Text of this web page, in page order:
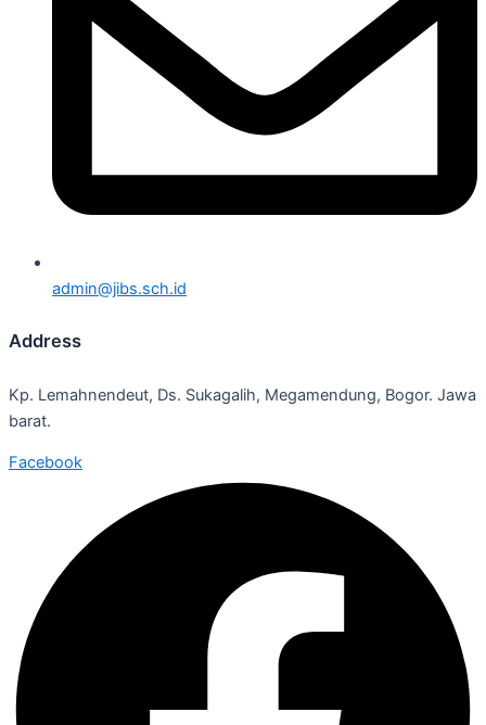
admin@jibs.sch.id
Address
Kp. Lemahnendeut, Ds. Sukagalih, Megamendung, Bogor. Jawa
barat.
Facebook